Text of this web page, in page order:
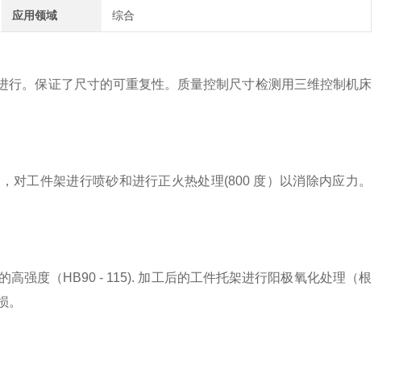
应用领域 综合
。保证了尺寸的可重复性。质量控制尺寸检测用三维控制机床
对工件架进行喷砂和进行正火热处理(800 度）以消除内应力。
高强度（HB90 - 115). 加工后的工件托架进行阳极氧化处理（根